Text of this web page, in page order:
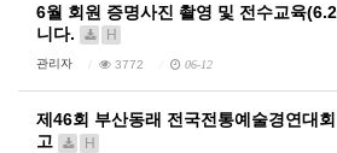
6월 회원 증명사진 촬영 및 전수교육
니다.
H
관리자 3772 06-12
제46회 부산동래 전국전통예술경연대
고
H